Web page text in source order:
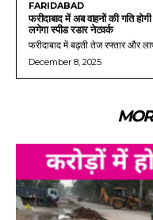
FARIDABAD
फरीदाबाद में अब वाहनों की गति
लगेगा स्पीड रडार नेटवर्क
फरीदाबाद में बढ़ती तेज रफ्तार और
December 8, 2025